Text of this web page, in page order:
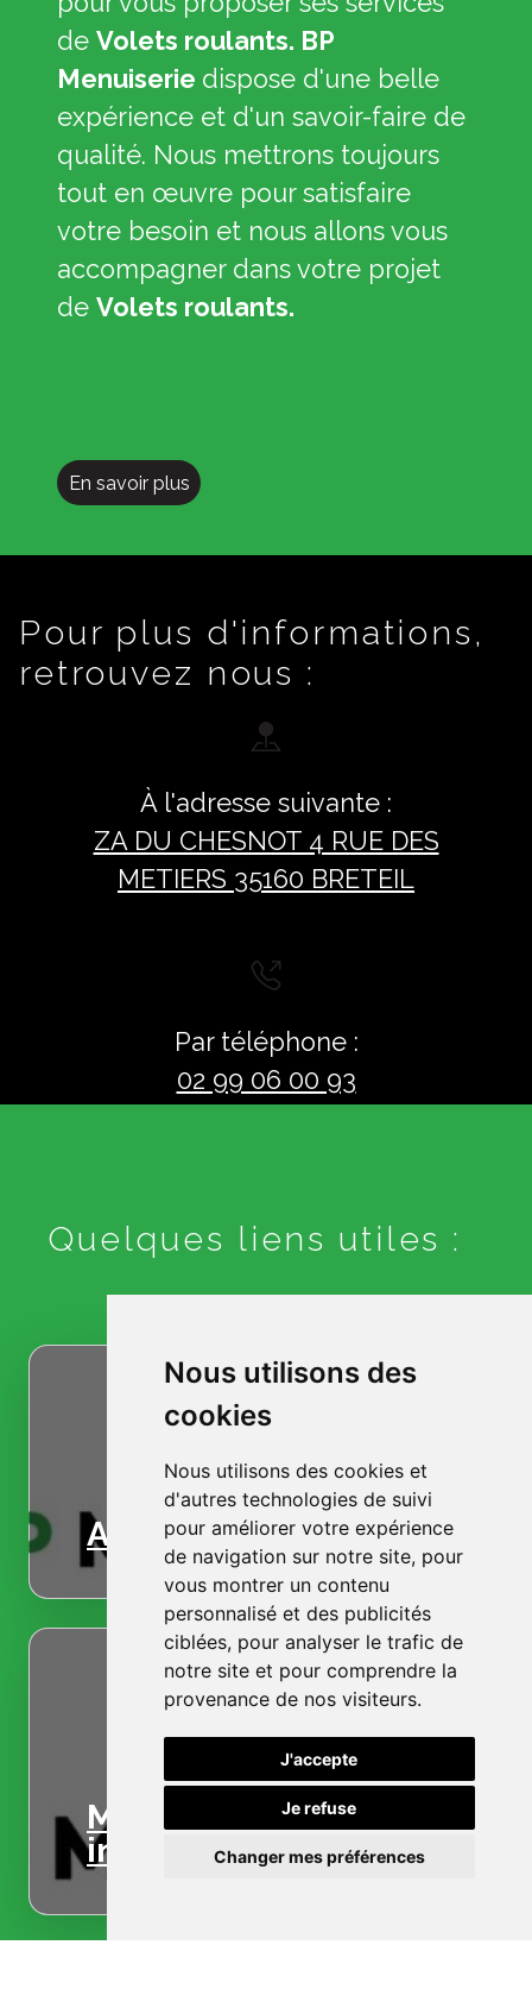
Nous utilisons des
cookies
Nous utilisons des cookies et
d'autres technologies de suivi
pour améliorer votre expérience
de navigation sur notre site, pour
vous montrer un contenu
personnalisé et des publicités
ciblées, pour analyser le trafic de
notre site et pour comprendre la
provenance de nos visiteurs.
J'accepte
Je refuse
Changer mes préférences
de Volets roulants. BP
Menuiserie dispose d'une belle
expérience et d'un savoir-faire de
qualité. Nous mettrons toujours
tout en œuvre pour satisfaire
votre besoin et nous allons vous
accompagner dans votre projet
de Volets roulants.
En savoir plus
Pour plus d'informations,
retrouvez nous :
À l'adresse suivante :
ZA DU CHESNOT 4 RUE DES
METIERS 35160 BRETEIL
Par téléphone :
02 99 06 00 93
Quelques liens utiles :
Accueil
Menuiserie
intérieure